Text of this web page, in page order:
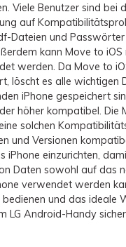
Viele Benutzer sind bei
auf
Dateien und
kann Move to iOS
werden. Da Move to
löscht es alle wichtigen
iPhone gespeichert
höher kompatibel. Die
solchen
und Versionen
iPhone einzurichten,
Daten sowohl auf das
verwendet werden
und das ideale
LG Android-Handy